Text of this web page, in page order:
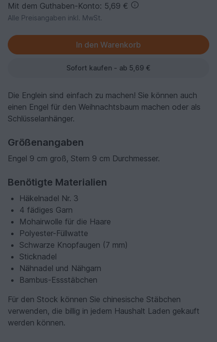
Mit dem Guthaben-Konto: 5,69 €
Alle Preisangaben inkl. MwSt.
Sofort kaufen - ab 5,69 €
Die Englein sind einfach zu machen! Sie können auch
einen Engel für den Weihnachtsbaum machen oder als
Schlüsselanhänger.
Größenangaben
Engel 9 cm groß, Stern 9 cm Durchmesser.
Benötigte Materialien
Häkelnadel Nr. 3
4 fädiges Garn
Mohairwolle für die Haare
Polyester-Füllwatte
Schwarze Knopfaugen (7 mm)
Sticknadel
Nähnadel und Nähgarn
Bambus-Essstäbchen
Für den Stock können Sie chinesische Stäbchen
verwenden, die billig in jedem Haushalt Laden gekauft
werden können.